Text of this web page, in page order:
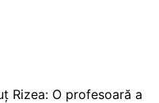
Rizea: O profesoară a